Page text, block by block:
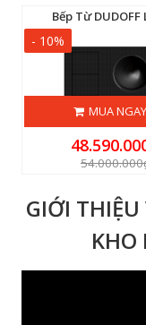
Bếp Từ DUDOFF
- 10%
MUA NGAY
GIỚI THIỆU
KHO